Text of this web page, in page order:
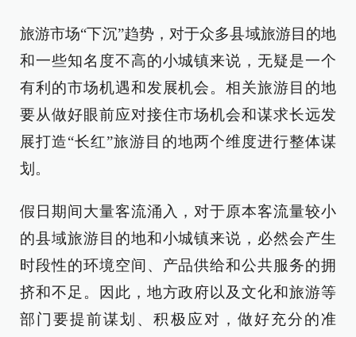
旅游市场“下沉”趋势，对于众多县域旅游目的地
和一些知名度不高的小城镇来说，无疑是一个
有利的市场机遇和发展机会。相关旅游目的地
要从做好眼前应对接住市场机会和谋求长远发
展打造“长红”旅游目的地两个维度进行整体谋
划。
假日期间大量客流涌入，对于原本客流量较小
的县域旅游目的地和小城镇来说，必然会产生
时段性的环境空间、产品供给和公共服务的拥
挤和不足。因此，地方政府以及文化和旅游等
部门要提前谋划、积极应对，做好充分的准